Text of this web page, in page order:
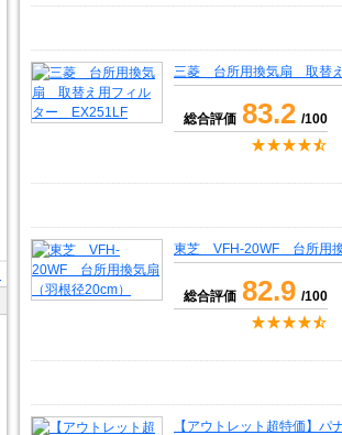
三菱 台所用換気扇 取替
総合評価 83.2 /100
東芝 VFH-20WF 台所用換
総合評価 82.9 /100
【アウトレット超特価】